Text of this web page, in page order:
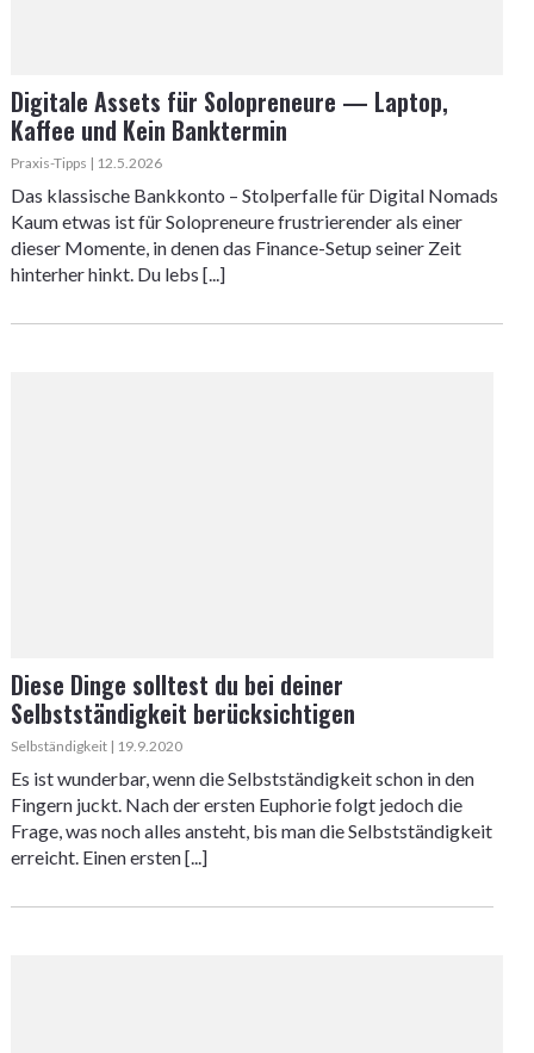
Digitale Assets für Solopreneure — Laptop,
Kaffee und Kein Banktermin
Praxis-Tipps | 12.5.2026
Das klassische Bankkonto – Stolperfalle für Digital Nomads
Kaum etwas ist für Solopreneure frustrierender als einer
dieser Momente, in denen das Finance-Setup seiner Zeit
hinterher hinkt. Du lebs [...]
Diese Dinge solltest du bei deiner
Selbstständigkeit berücksichtigen
Selbständigkeit | 19.9.2020
Es ist wunderbar, wenn die Selbstständigkeit schon in den
Fingern juckt. Nach der ersten Euphorie folgt jedoch die
Frage, was noch alles ansteht, bis man die Selbstständigkeit
erreicht. Einen ersten [...]